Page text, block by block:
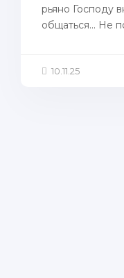
рьяно Господу
общаться... Не
10.11.25